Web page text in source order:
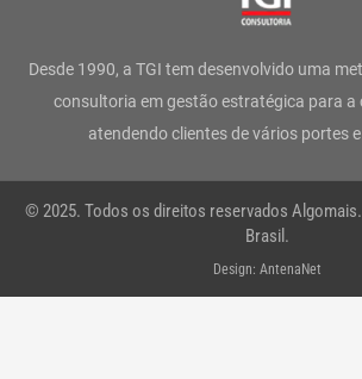
g
r
a
m
o
o
k
-
e
r
d
i
n
Desde 1990, a TGI tem desenvolvido uma
consultoria em gestão estratégica para a
atendendo clientes de vários portes
© 2025. Todos os direitos reservados
Brasil.
Design: AntenaNet